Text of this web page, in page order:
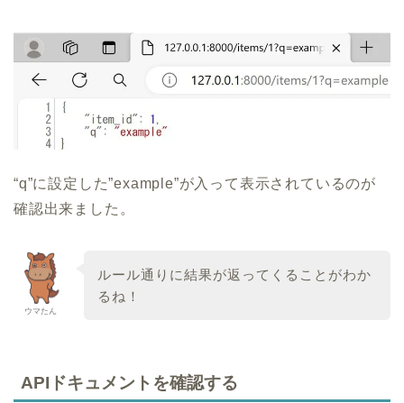
“q”に設定した”example”が入って表示されているのが
確認出来ました。
ウマたん
ルール通りに結果が返ってくることがわか
るね！
APIドキュメントを確認する